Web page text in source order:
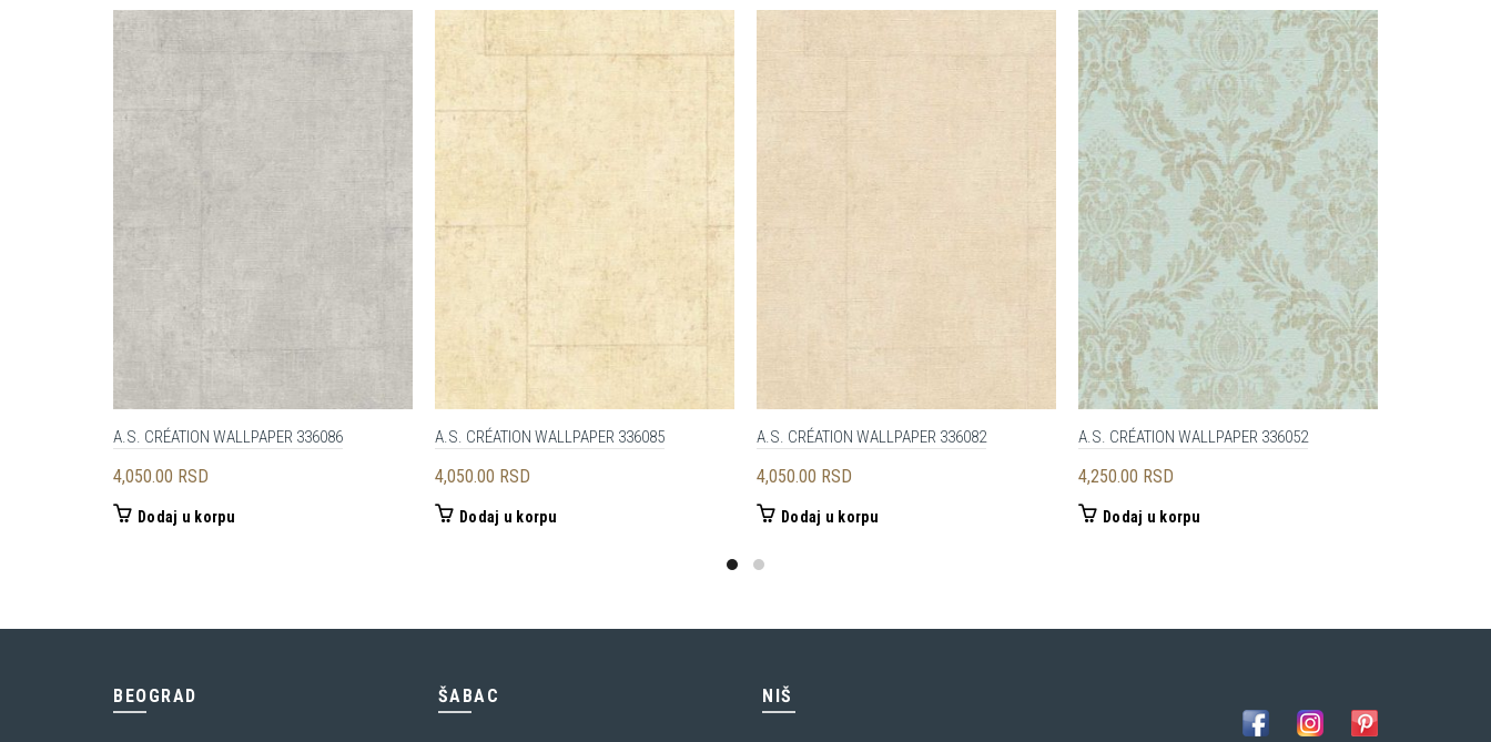
A.S. CRÉATION WALLPAPER 336086
4,050.00 RSD
Dodaj u korpu
A.S. CRÉATION WALLPAPER 336085
4,050.00 RSD
Dodaj u korpu
A.S. CRÉATION WALLPAPER 336082
4,050.00 RSD
Dodaj u korpu
A.S. CRÉATION WALLPAPER 336052
4,250.00 RSD
Dodaj u korpu
BEOGRAD ŠABAC NIŠ